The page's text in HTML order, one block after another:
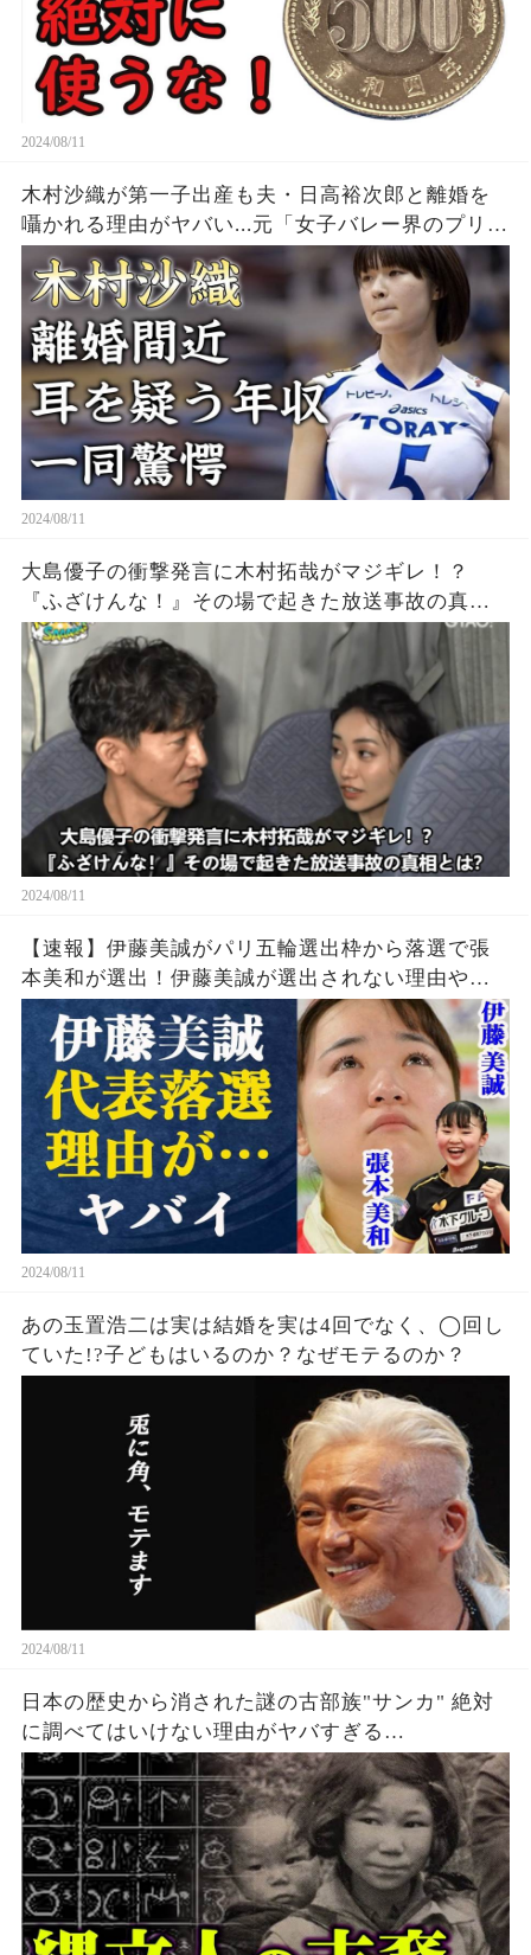
2024/08/11
木村沙織が第一子出産も夫・日高裕次郎と離婚を
囁かれる理由がヤバい...元「女子バレー界のプリン
セス」の耳を疑う年収...豊かすぎるバストに驚きを
隠せない...
2024/08/11
大島優子の衝撃発言に木村拓哉がマジギレ！？
『ふざけんな！』その場で起きた放送事故の真相
とは？
2024/08/11
【速報】伊藤美誠がパリ五輪選出枠から落選で張
本美和が選出！伊藤美誠が選出されない理由や勝
てなくなった理由・引退の噂の真相とは一体…張
本美和の知られざる実力に中国警戒体制か
2024/08/11
あの玉置浩二は実は結婚を実は4回でなく、◯回し
ていた!?子どもはいるのか？なぜモテるのか？
2024/08/11
日本の歴史から消された謎の古部族"サンカ" 絶対
に調べてはいけない理由がヤバすぎる…